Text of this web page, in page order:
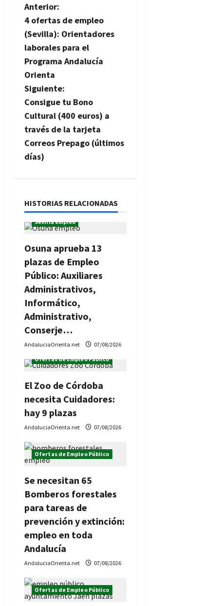
N
a
v
e
g
a
c
i
d
e
e
n
t
r
a
d
a
s
Anterior:
4 ofertas de empleo
(Sevilla): Orientadores
laborales para el
Programa Andalucía
Orienta
Siguiente:
Consigue tu Bono
Cultural (400 euros) a
través de la tarjeta
Correos Prepago (últimos
días)
HISTORIAS RELACIONADAS
Ofertas de Empleo Público
Sevilla empleo
Osuna aprueba 13
plazas de Empleo
Público: Auxiliares
Administrativos,
Informático,
Administrativo,
Conserje…
AndaluciaOrienta.net
07/08/2026
Ofertas de Empleo Público
El Zoo de Córdoba
necesita Cuidadores:
hay 9 plazas
AndaluciaOrienta.net 07/08/2026
Ofertas de Empleo Público
Se necesitan 65
Bomberos forestales
para tareas de
prevención y extinción:
empleo en toda
Andalucía
AndaluciaOrienta.net 07/08/2026
Ofertas de Empleo Público